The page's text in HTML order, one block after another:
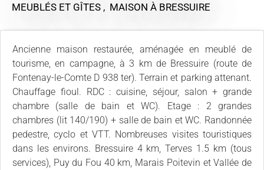
MEUBLÉS ET GÎTES , MAISON À BRESSUIRE
Ancienne maison restaurée, aménagée en meublé de
tourisme, en campagne, à 3 km de Bressuire (route de
Fontenay-le-Comte D 938 ter). Terrain et parking attenant.
Chauffage fioul. RDC : cuisine, séjour, salon + grande
chambre (salle de bain et WC). Etage : 2 grandes
chambres (lit 140/190) + salle de bain et WC. Randonnée
pedestre, cyclo et VTT. Nombreuses visites touristiques
dans les environs. Bressuire 4 km, Terves 1.5 km (tous
services), Puy du Fou 40 km, Marais Poitevin et Vallée de